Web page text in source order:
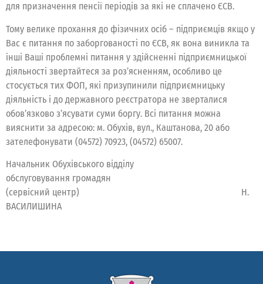
для призначення пенсії періодів за які не сплачено ЄСВ.
Тому велике прохання до фізичних осіб – підприємців якщо у
Вас є питання по заборгованості по ЄСВ, як вона виникла та
інші Ваші проблемні питання у здійсненні підприємницької
діяльності звертайтеся за роз’ясненням, особливо це
стосується тих ФОП, які призупинили підприємницьку
діяльність і до державного реєстратора не зверталися
обов’язково з’ясувати суми боргу. Всі питання можна
вияснити за адресою: м. Обухів, вул., Каштанова, 20 або
зателефонувати (04572) 70923, (04572) 65007.
Начальник Обухівського відділу
обслуговування громадян
(сервісний центр) Н.
ВАСИЛИШИНА